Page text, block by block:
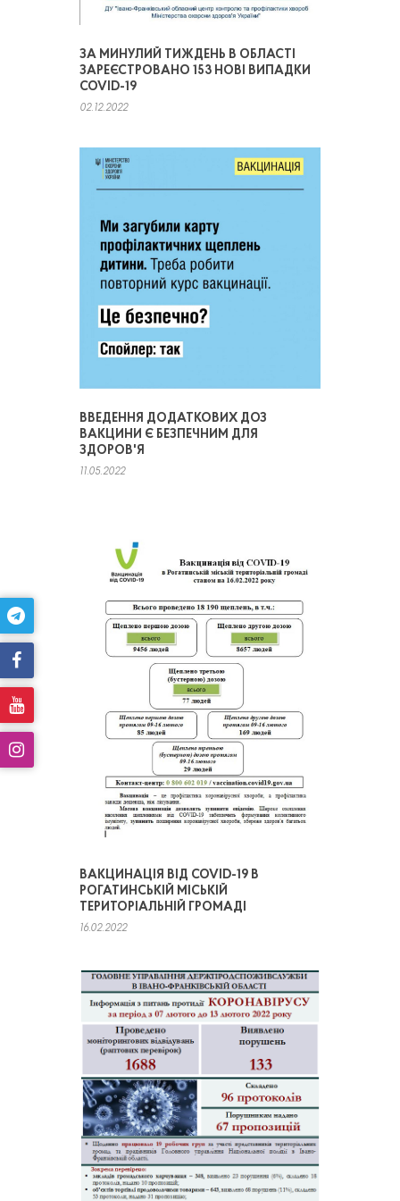
ЗА МИНУЛИЙ ТИЖДЕНЬ В ОБЛАСТІ
ЗАРЕЄСТРОВАНО 153 НОВІ ВИПАДКИ
COVID-19
02.12.2022
ВВЕДЕННЯ ДОДАТКОВИХ ДОЗ
ВАКЦИНИ Є БЕЗПЕЧНИМ ДЛЯ
ЗДОРОВ'Я
11.05.2022
ВАКЦИНАЦІЯ ВІД COVID-19 В
РОГАТИНСЬКІЙ МІСЬКІЙ
ТЕРИТОРІАЛЬНІЙ ГРОМАДІ
16.02.2022